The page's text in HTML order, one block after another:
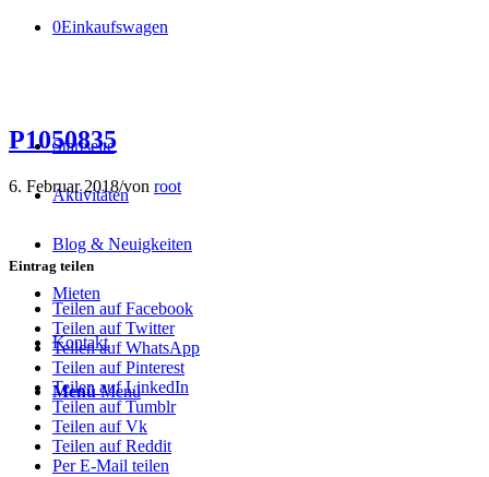
0Einkaufswagen
Startseite
Aktivitäten
Blog & Neuigkeiten
Mieten
Kontakt
Menü Menü
P1050835
6. Februar 2018/von root
Eintrag teilen
Teilen auf Facebook
Teilen auf Twitter
Teilen auf WhatsApp
Teilen auf Pinterest
Teilen auf LinkedIn
Teilen auf Tumblr
Teilen auf Vk
Teilen auf Reddit
Per E-Mail teilen